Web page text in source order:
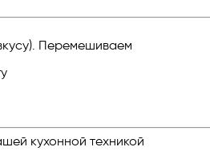
Перемешиваем
кухонной техникой